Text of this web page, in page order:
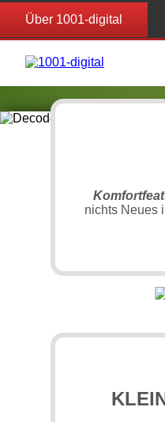
Über 1001-digital
nichts Neues